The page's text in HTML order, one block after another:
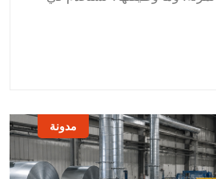
مدونة